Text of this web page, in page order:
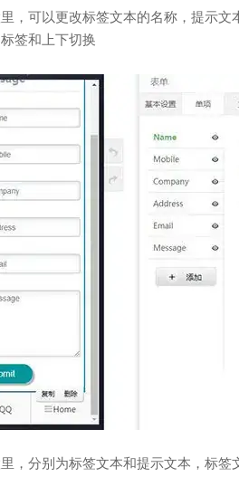
，可以更改标签文本的名称，提示
签和上下切换
，分别为标签文本和提示文本，标